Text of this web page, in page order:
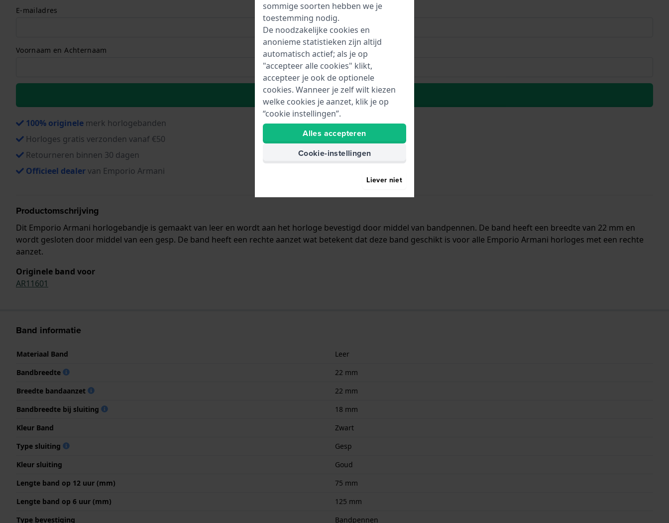
E-mailadres
Voornaam en Achternaam
Plaats in wenslijst
100% originele merk horlogebanden
Horloges gratis verzonden vanaf €50
Retourneren binnen 30 dagen
Officieel dealervan Emporio Armani
Productomschrijving
Dit Emporio Armani horlogebandje is gemaakt van leer en wordt aan het horloge bevestigd door middel van bandpennen. De band heeft een breedte van 22 mm en
wordt gesloten door middel van een gesp. De band heeft een rechte aanzet wat betekent dat deze band geschikt is voor alle Emporio Armani horloges met een rechte
aanzet.
Originele band voor
AR11601
Band informatie
Materiaal Band
Leer
Bandbreedte
22 mm
Breedte bandaanzet
22 mm
Bandbreedte bij sluiting
18 mm
Kleur Band
Zwart
Type sluiting
Gesp
Kleur sluiting
Goud
Lengte band op 12 uur (mm)
75 mm
Lengte band op 6 uur (mm)
125 mm
Type bevestiging
Bandpennen
sommige soorten hebben we je
toestemming nodig.
De noodzakelijke cookies en
anonieme statistieken zijn altijd
automatisch actief; als je op
"accepteer alle cookies" klikt,
accepteer je ook de optionele
cookies. Wanneer je zelf wilt kiezen
welke cookies je aanzet, klik je op
“cookie instellingen”.
Alles accepteren
Cookie-instellingen
Liever niet